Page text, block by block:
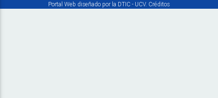
Portal Web diseñado por la DTIC - UCV. Créditos